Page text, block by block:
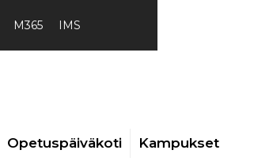
M365 IMS
Opetuspäiväkoti
Kampukset